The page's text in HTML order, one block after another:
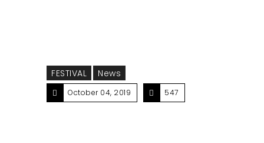
FESTIVAL News
October 04, 2019 547